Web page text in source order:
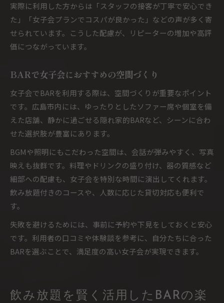
実際に利用した方からは「スタッフの接客が丁寧で安心でき
た」「女子会プランでコスパが良かった」などの声が多く寄
せられています。こうした配慮が、リピーターの増加や高評
価につながっています。
BARで女子会におすすめの空間づくり
女子会でBARを利用する際は、空間づくりが重要なポイント
です。広島市内には、ゆったりとしたソファー席や個室を備
えた店舗、静かに過ごせる隠れ家的BARなど、シーンに合わ
せた選択肢が豊富にあります。
BGMや照明にもこだわった空間は、会話が弾みやすく、写真
映えも抜群です。料理やドリンクの盛り付け、器の質感など
細部への配慮も、女子会を特別な時間に演出してくれます。
飲み放題付きのコースや、人数に応じた貸切対応も便利で
す。
失敗を避けるためには、事前に予約や下見をしておくと安心
です。利用者の口コミや体験談を参考に、自分たちに合った
BARを選ぶことで、満足度の高い女子会が実現できます。
飲み放題を賢く活用したBARの楽